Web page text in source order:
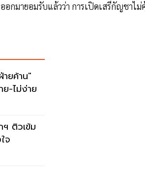
กมายอมรับแล้วว่า การเปิดเสรีกัญชาไม่
ยค้าน"
-ไม่ง่าย
ฯ ติวเข้ม
จ